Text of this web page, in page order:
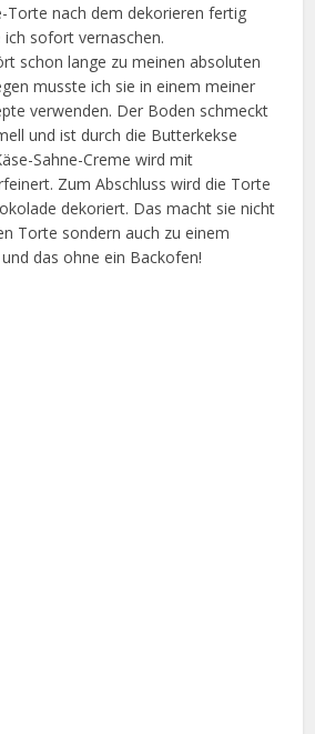
Torte nach dem dekorieren fertig
sofort vernaschen.
schon lange zu meinen absoluten
musste ich sie in einem meiner
verwenden. Der Boden schmeckt
und ist durch die Butterkekse
Sahne-Creme wird mit
Zum Abschluss wird die Torte
dekoriert. Das macht sie nicht
Torte sondern auch zu einem
das ohne ein Backofen!